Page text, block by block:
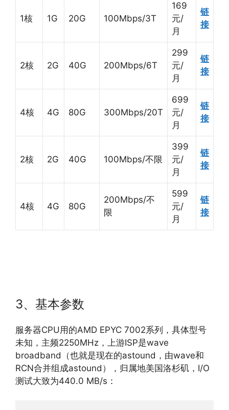
1核 1G 20G 100Mbps/3T
169
元/
月
链
接
2核 2G 40G 200Mbps/6T
299
元/
月
链
接
4核 4G 80G 300Mbps/20T
699
元/
月
链
接
2核 2G 40G 100Mbps/不限
399
元/
月
链
接
4核 4G 80G
200Mbps/不
限
599
元/
月
链
接
3、基本参数
服务器CPU用的AMD EPYC 7002系列，具体型号
未知，主频2250MHz，上游ISP是wave
broadband（也就是现在的astound，由wave和
RCN合并组成astound），归属地美国洛杉矶，I/O
测试大致为440.0 MB/s：